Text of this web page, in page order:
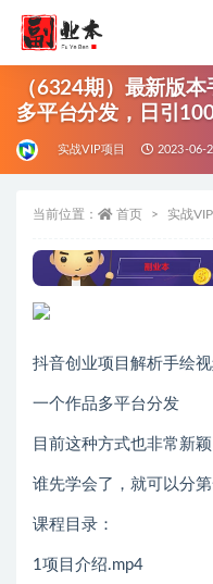
（6324期）最新版
多平台分发，日引
实战VIP项目 2023-06-
当前位置： 首页 实战
抖音创业项目解析手绘
一个作品多平台分发
目前这种方式也非常新颖
谁先学会了，就可以分
课程目录：
1项目介绍.mp4